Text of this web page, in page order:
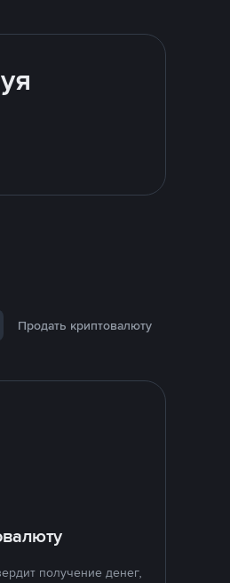
Продать криптовалюту
получение денег,